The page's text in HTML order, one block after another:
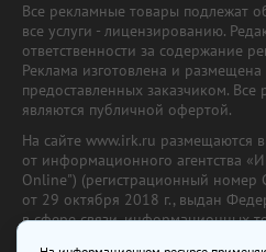
Все рекламные товары подлежат
все услуги - лицензированию.
ответственности за содержание
Реклама изготовлена и
предоставленных заказчиком.
являются публичной офертой.
На сайте www.irk.ru размещаются
от информационного агентства
Online") (регистрационный
от 29 октября 2018 г., выдан
в сфере связи, информационных